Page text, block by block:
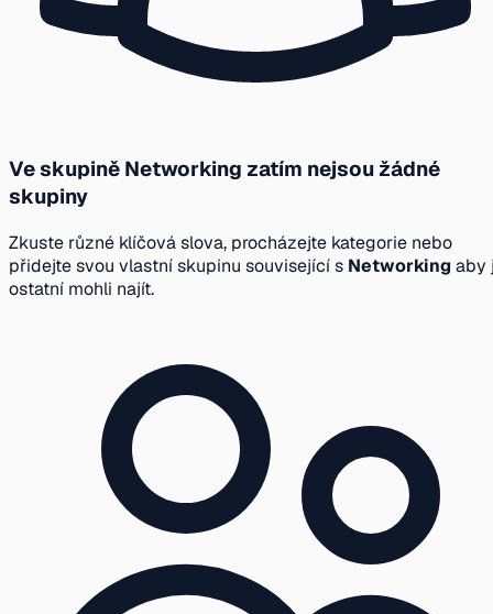
Ve skupině Networking zatím nejsou žádné
skupiny
Zkuste různé klíčová slova, procházejte kategorie nebo
přidejte svou vlastní skupinu související s Networking aby
ostatní mohli najít.